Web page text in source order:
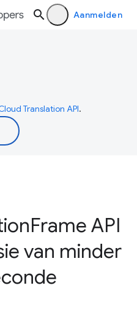
Aanmelden
Translation API.
Frame API
van minder